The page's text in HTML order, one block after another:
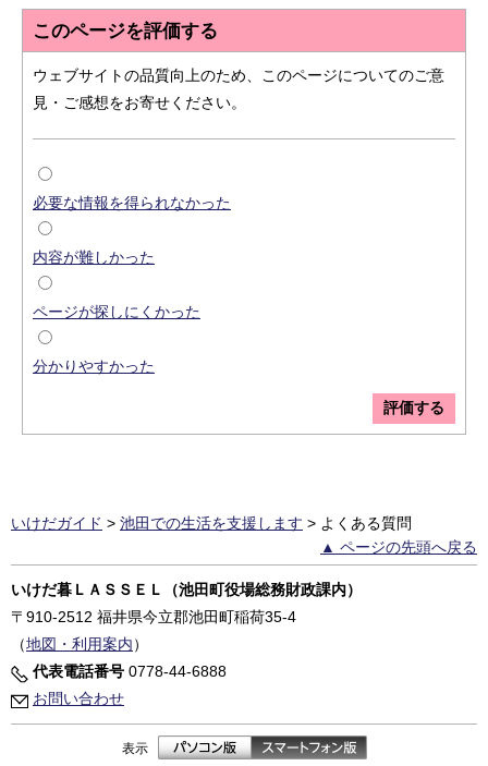
このページを評価する
ウェブサイトの品質向上のため、このページについてのご意
見・ご感想をお寄せください。
必要な情報を得られなかった
内容が難しかった
ページが探しにくかった
分かりやすかった
いけだガイド > 池田での生活を支援します > よくある質問
▲ ページの先頭へ戻る
いけだ暮ＬＡＳＳＥＬ（池田町役場総務財政課内）
〒910-2512 福井県今立郡池田町稲荷35-4
（地図・利用案内）
代表電話番号 0778-44-6888
お問い合わせ
表示